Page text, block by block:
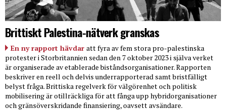
Brittiskt Palestina-nätverk granskas
En ny rapport hävdar att fyra av fem stora pro-palestinska
protester i Storbritannien sedan den 7 oktober 2023 i själva verket
är organiserade av etablerade biståndsorganisationer. Rapporten
beskriver en reell och delvis underrapporterad samt bristfälligt
belyst fråga. Brittiska regelverk för välgörenhet och politisk
mobilisering är otillräckliga för att fånga upp hybridorganisationer
och gränsöverskridande finansiering, oavsett avsändare.